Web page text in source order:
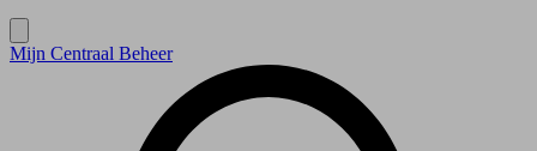
Mijn Centraal Beheer